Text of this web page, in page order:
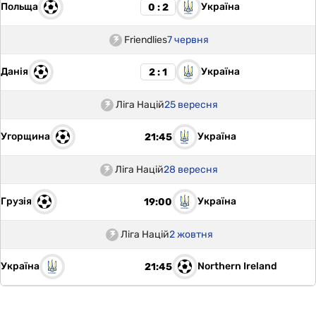
Польща 0 : 2 Україна
Friendlies7 червня
Данія 2 : 1 Україна
Ліга Націй25 вересня
Угорщина 21:45 Україна
Ліга Націй28 вересня
Грузія 19:00 Україна
Ліга Націй2 жовтня
Україна 21:45 Northern Ireland